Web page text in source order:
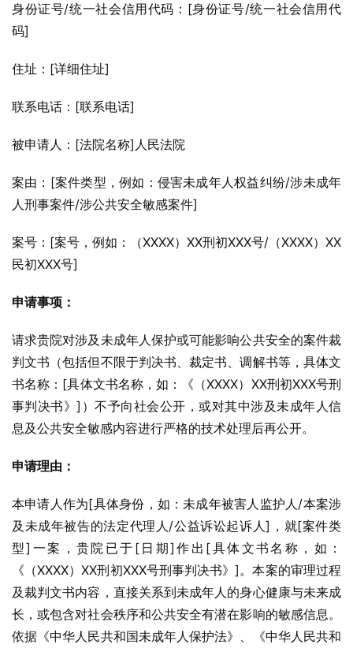
身份证号/统一社会信用代码：[身份证号/统一社会信用代
码]
住址：[详细住址]
联系电话：[联系电话]
被申请人：[法院名称]人民法院
案由：[案件类型，例如：侵害未成年人权益纠纷/涉未成年
人刑事案件/涉公共安全敏感案件]
案号：[案号，例如：（XXXX）XX刑初XXX号/（XXXX）XX
民初XXX号]
申请事项：
请求贵院对涉及未成年人保护或可能影响公共安全的案件裁
判文书（包括但不限于判决书、裁定书、调解书等，具体文
书名称：[具体文书名称，如：《（XXXX）XX刑初XXX号刑
事判决书》]）不予向社会公开，或对其中涉及未成年人信
息及公共安全敏感内容进行严格的技术处理后再公开。
申请理由：
本申请人作为[具体身份，如：未成年被害人监护人/本案涉
及未成年被告的法定代理人/公益诉讼起诉人]，就[案件类
型]一案，贵院已于[日期]作出[具体文书名称，如：
《（XXXX）XX刑初XXX号刑事判决书》]。本案的审理过程
及裁判文书内容，直接关系到未成年人的身心健康与未来成
长，或包含对社会秩序和公共安全有潜在影响的敏感信息。
依据《中华人民共和国未成年人保护法》、《中华人民共和